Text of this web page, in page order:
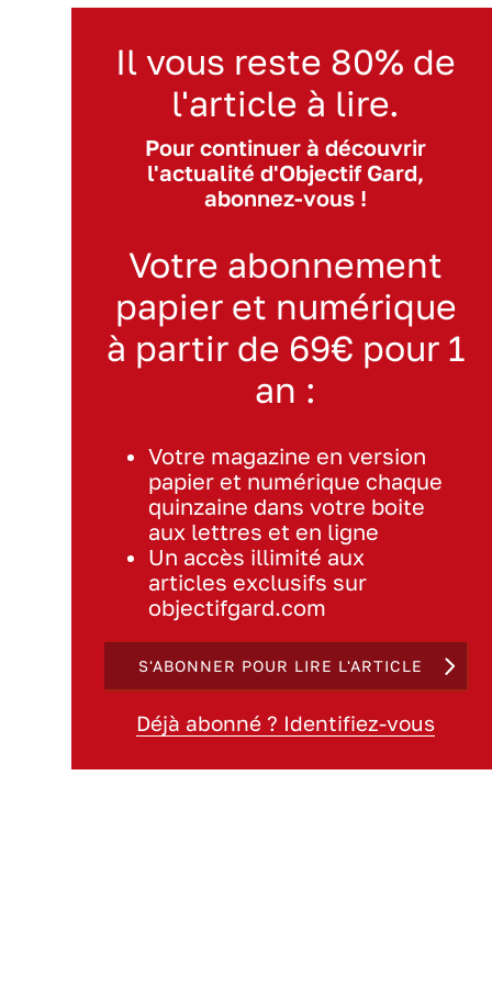
Il vous reste 80% de
l'article à lire.
Pour continuer à découvrir
l'actualité d'Objectif Gard,
abonnez-vous !
Votre abonnement
papier et numérique
à partir de 69€ pour 1
an :
Votre magazine en version
papier et numérique chaque
quinzaine dans votre boite
aux lettres et en ligne
Un accès illimité aux
articles exclusifs sur
objectifgard.com
S'ABONNER POUR LIRE L'ARTICLE
Déjà abonné ? Identifiez-vous